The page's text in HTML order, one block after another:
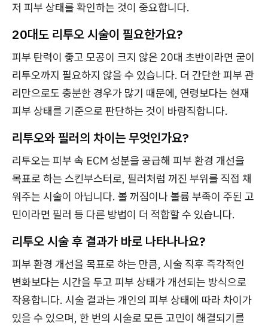
저 피부 상태를 확인하는 것이 중요합니다.
20대도 리투오 시술이 필요한가요?
피부 탄력이 좋고 모공이 크지 않은 20대 초반이라면 굳이
리투오까지 필요하지 않을 수 있습니다. 더 간단한 피부 관
리만으로도 충분한 경우가 많기 때문에, 연령보다는 현재
피부 상태를 기준으로 판단하는 것이 바람직합니다.
리투오와 필러의 차이는 무엇인가요?
리투오는 피부 속 ECM 성분을 공급해 피부 환경 개선을
목표로 하는 스킨부스터로, 필러처럼 꺼진 부위를 직접 채
워주는 시술이 아닙니다. 볼 꺼짐이나 볼륨 부족이 주된 고
민이라면 필러 등 다른 방법이 더 적합할 수 있습니다.
리투오 시술 후 결과가 바로 나타나나요?
피부 환경 개선을 목표로 하는 만큼, 시술 직후 즉각적인
변화보다는 시간을 두고 피부 상태가 개선되는 방식으로
작용합니다. 시술 결과는 개인의 피부 상태에 따라 차이가
있을 수 있으며, 한 번의 시술로 모든 고민이 해결되기를